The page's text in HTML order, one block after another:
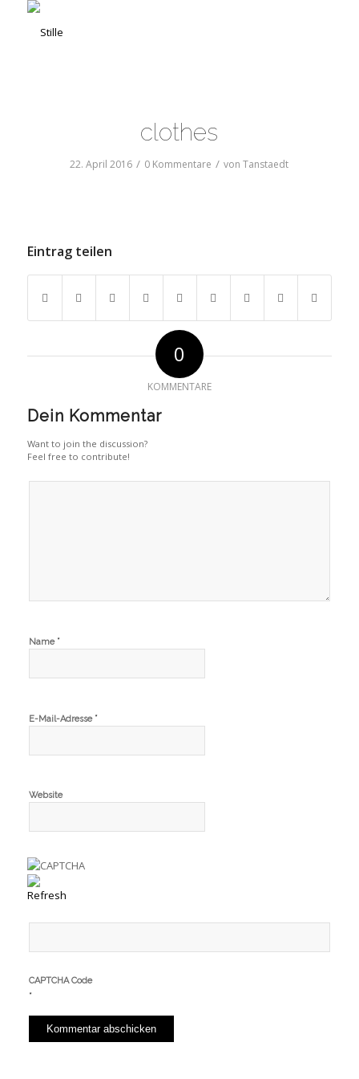
clothes
22. April 2016 / 0 Kommentare / vonTanstaedt
Eintrag teilen
0
KOMMENTARE
Dein Kommentar
Want to join the discussion?
Feel free to contribute!
Name *
E-Mail-Adresse *
Website
CAPTCHA Code
*